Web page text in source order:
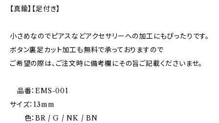
【真鍮】【足付き】
小さめなのでピアスなどアクセサリーへの加工にもぴったりです。
ボタン裏足カット加工も無料で承っておりますので
ご希望の際は、ご注文時に備考欄にその旨ご記載くださいませ。
品番：EMS-001
サイズ：13mm
色：BR / G / NK / BN